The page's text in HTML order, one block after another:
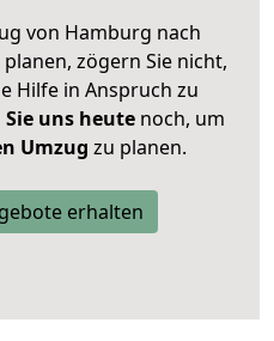
von Hamburg nach
zögern Sie nicht,
Hilfe in Anspruch zu
uns heutenoch, um
Umzug zu planen.
erhalten